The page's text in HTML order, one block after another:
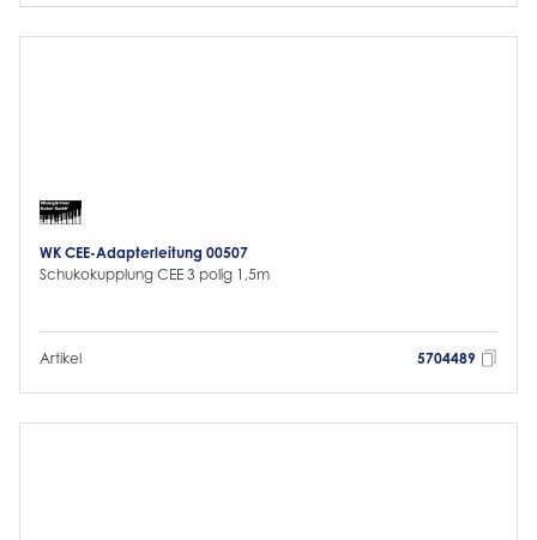
WK CEE-Adapterleitung 00507
Schukokupplung CEE 3 polig 1,5m
Artikel 5704489